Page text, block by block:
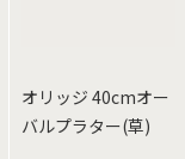
オリッジ 40cmオー
バルプラター(草)